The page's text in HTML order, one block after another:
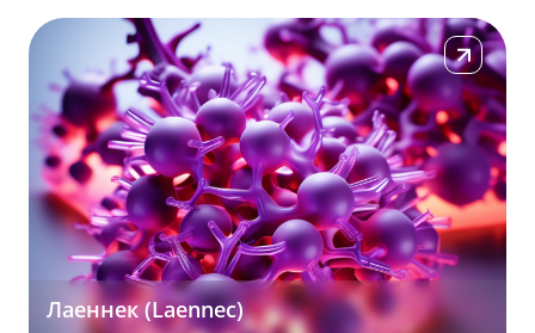
Лаеннек (Laennec)
Подробнее